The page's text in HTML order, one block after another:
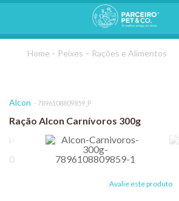
Peixes Rações e Alimentos
Avalie este produto
Alcon 7896108809859_P
Ração Alcon Carnívoros 300g